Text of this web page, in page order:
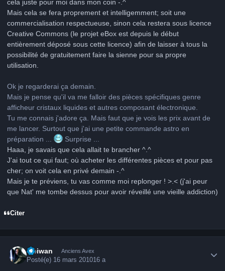
cela juste pour moi dans mon coin -.^
Mais cela se fera proprement et intelligemment; soit une
commercialisation respectueuse, sinon cela restera sous licence
Creative Commons (le projet eBox est depuis le début
entièrement déposé sous cette licence) afin de laisser à tous la
possibilité de gratuitement faire la sienne pour sa propre
utilisation.
Ok je regarderai ça demain.
Mais je pense qu'il va me falloir des pièces spécifiques genre
afficheur cristaux liquides et autres composant électronique.
Tu me connais j'adore ça. Mais faut que je vois les prix avant de
me lancer. Surtout que j'ai une petite commande astro en
préparation ...
Surprise ...
Haaa, je savais que cela allait te brancher ^.^
J'ai tout ce qui faut; où acheter les différentes pièces et pour pas
cher; on voit cela en privé demain -.^
Mais je te préviens, tu vas comme moi replonger ! >.< (j'ai peur
que Nat' me tombe dessus pour avoir réveillé une vieille addiction)
Citer
Obiwan Anciens Avex
Posté(e) 16 mars 201016 a